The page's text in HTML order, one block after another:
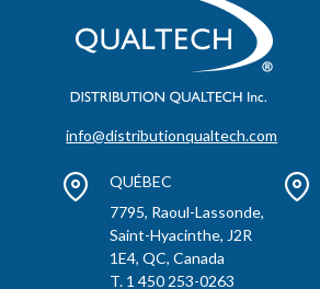
info@distributionqualtech.com
QUÉBEC
7795, Raoul-Lassonde,
Saint-Hyacinthe, J2R
1E4, QC, Canada
T. 1 450 253-0263